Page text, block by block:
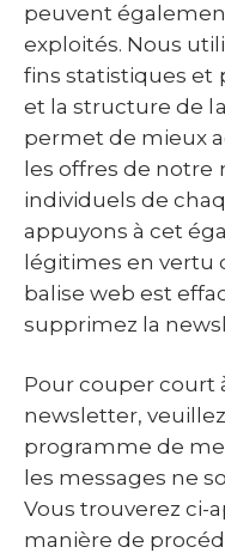
peuvent
exploités. Nous
fins statistiques et
et la structure de
permet de mieux
les offres de
individuels de
appuyons à cet
légitimes en vertu
balise web est
supprimez la
Pour couper court
newsletter,
programme de
les messages ne
Vous trouverez ci-
manière de